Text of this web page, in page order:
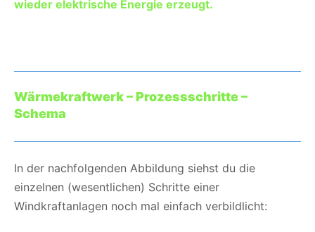
wieder elektrische Energie erzeugt.
Wärmekraftwerk – Prozessschritte –
Schema
In der nachfolgenden Abbildung siehst du die
einzelnen (wesentlichen) Schritte einer
Windkraftanlagen noch mal einfach verbildlicht: